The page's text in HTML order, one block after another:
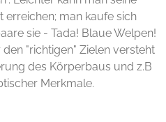
erreichen; man kaufe sich
sie - Tada! Blaue Welpen!
"richtigen" Zielen versteht
des Körperbaus und z.B
Merkmale.